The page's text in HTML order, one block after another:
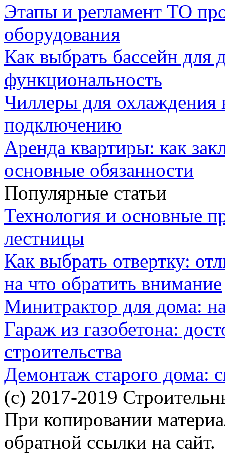
Этапы и регламент ТО
оборудования
Как выбрать бассейн для
функциональность
Чиллеры для охлаждения
подключению
Аренда квартиры: как
основные обязанности
Популярные статьи
Технология и основные
лестницы
Как выбрать отвертку:
на что обратить внимание
Минитрактор для дома:
Гараж из газобетона:
строительства
Демонтаж старого дома:
(c) 2017-2019
При копировании
обратной ссылки на сайт.